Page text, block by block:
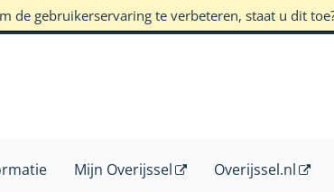
de gebruikerservaring te verbeteren, staat u dit
Mijn Overijssel Overijssel.nl